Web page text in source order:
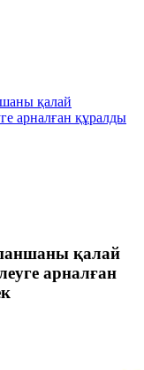
қалай
арналған құралды
қалай
арналған